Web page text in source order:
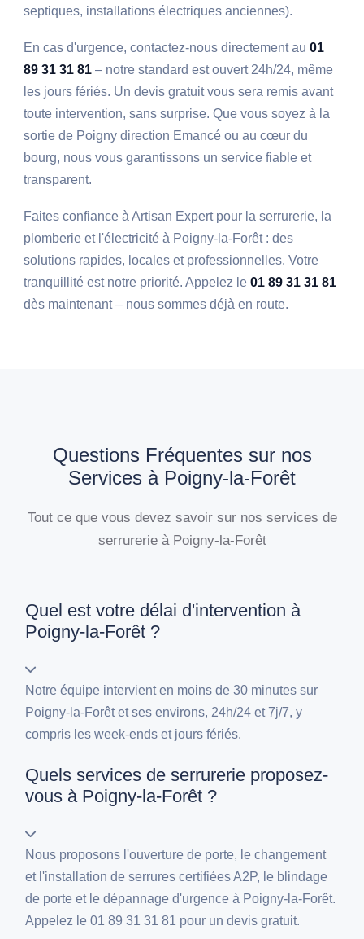
septiques, installations électriques anciennes).
En cas d'urgence, contactez-nous directement au01
89 31 31 81 – notre standard est ouvert 24h/24, même
les jours fériés. Un devis gratuit vous sera remis avant
toute intervention, sans surprise. Que vous soyez à la
sortie de Poigny direction Emancé ou au cœur du
bourg, nous vous garantissons un service fiable et
transparent.
Faites confiance à Artisan Expert pour la serrurerie, la
plomberie et l'électricité à Poigny-la-Forêt : des
solutions rapides, locales et professionnelles. Votre
tranquillité est notre priorité. Appelez le01 89 31 31 81
dès maintenant – nous sommes déjà en route.
Questions Fréquentes sur nos
Services à Poigny-la-Forêt
Tout ce que vous devez savoir sur nos services de
serrurerie à Poigny-la-Forêt
Quel est votre délai d'intervention à
Poigny-la-Forêt ?
Notre équipe intervient en moins de 30 minutes sur
Poigny-la-Forêt et ses environs, 24h/24 et 7j/7, y
compris les week-ends et jours fériés.
Quels services de serrurerie proposez-
vous à Poigny-la-Forêt ?
Nous proposons l'ouverture de porte, le changement
et l'installation de serrures certifiées A2P, le blindage
de porte et le dépannage d'urgence à Poigny-la-Forêt.
Appelez le 01 89 31 31 81 pour un devis gratuit.